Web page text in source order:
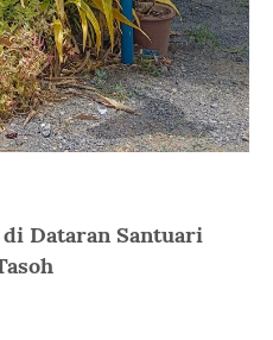
Dataran Santuari